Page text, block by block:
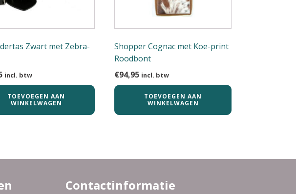
Zwart met Zebra-
incl. btw
TOEVOEGEN AAN
WINKELWAGEN
Shopper Cognac met Koe-print
Roodbont
€94,95 incl. btw
TOEVOEGEN AAN
WINKELWAGEN
Contactinformatie